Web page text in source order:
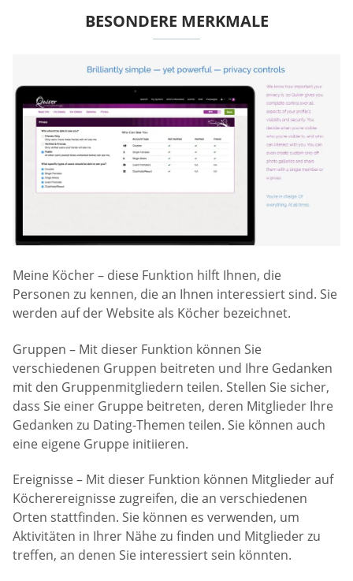
BESONDERE MERKMALE
Meine Köcher – diese Funktion hilft Ihnen, die
Personen zu kennen, die an Ihnen interessiert sind. Sie
werden auf der Website als Köcher bezeichnet.
Gruppen – Mit dieser Funktion können Sie
verschiedenen Gruppen beitreten und Ihre Gedanken
mit den Gruppenmitgliedern teilen. Stellen Sie sicher,
dass Sie einer Gruppe beitreten, deren Mitglieder Ihre
Gedanken zu Dating-Themen teilen. Sie können auch
eine eigene Gruppe initiieren.
Ereignisse – Mit dieser Funktion können Mitglieder auf
Köcherereignisse zugreifen, die an verschiedenen
Orten stattfinden. Sie können es verwenden, um
Aktivitäten in Ihrer Nähe zu finden und Mitglieder zu
treffen, an denen Sie interessiert sein könnten.